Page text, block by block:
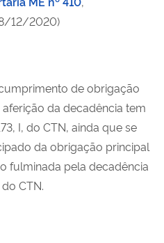
12/2020)
de obrigação
da decadência tem
I, do CTN, ainda que se
da obrigação principal
fulminada pela decadência
CTN.